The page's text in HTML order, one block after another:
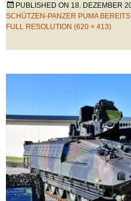
PUBLISHED ON 18. DEZEMBER
SCHÜTZEN-PANZER PUMA
FULL RESOLUTION (620 × 413)